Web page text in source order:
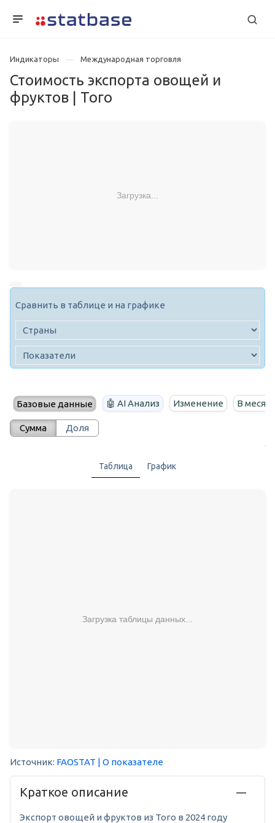
Индикаторы Международная торговля
Стоимость экспорта овощей и
фруктов | Того
Загрузка...
Сравнить в таблице и на графике
Базовые данные 🤖 AI Анализ Изменение В месяц
Сумма Доля
Таблица График
Загрузка таблицы данных...
Источник: FAOSTAT | О показателе
Краткое описание
Экспорт овощей и фруктов из Того в 2024 году